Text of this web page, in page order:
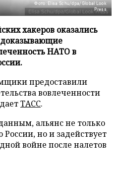
Фото: Elisa Schu/dpa/Global Look
Press
хакеров оказались
НАТО в
предоставили
вовлеченности
ТАСС.
альянс не только
но и задействует
войне после налетов